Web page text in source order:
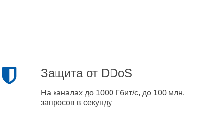
Защита от DDoS
На каналах до 1000 Гбит/с, до 100 млн.
запросов в секунду